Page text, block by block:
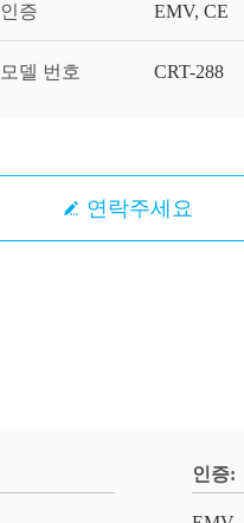
인증 EMV, CE
모델 번호 CRT-288
연락주세요
인증: